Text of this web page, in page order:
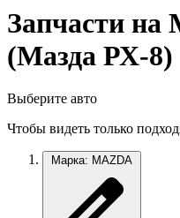
Запчасти на
(Мазда РХ-8)
Выберите авто
Чтобы видеть только
Марка: MAZDA